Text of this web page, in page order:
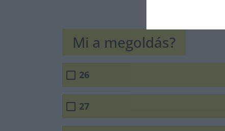
Mi a megoldás?
26
27